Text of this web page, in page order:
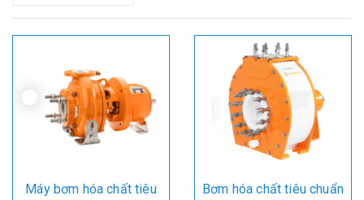
Máy bơm hóa chất tiêu
Bơm hóa chất tiêu chuẩn